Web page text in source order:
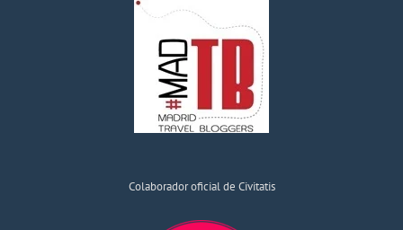
Colaborador oficial de Civitatis